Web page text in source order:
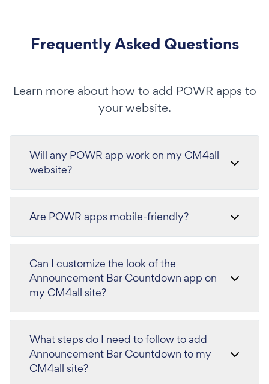
Frequently Asked Questions
Learn more about how to add POWR apps to
your website.
Will any POWR app work on my CM4all
website?
Are POWR apps mobile-friendly?
Can I customize the look of the
Announcement Bar Countdown app on
my CM4all site?
What steps do I need to follow to add
Announcement Bar Countdown to my
CM4all site?